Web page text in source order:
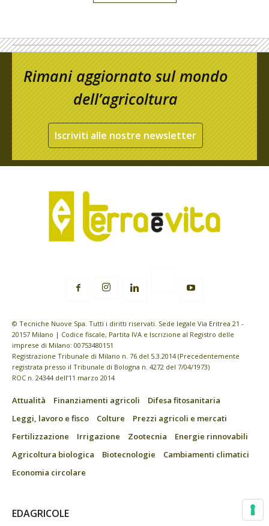
Rimani aggiornato sul mondo
dell’agricoltura
Iscriviti alle nostre newsletter
© Tecniche Nuove Spa. Tutti i diritti riservati. Sede legale Via Eritrea 21 -
20157 Milano | Codice fiscale, Partita IVA e Iscrizione al Registro delle
imprese di Milano: 00753480151
Registrazione Tribunale di Milano n. 76 del 5.3.2014 (Precedentemente
registrata presso il Tribunale di Bologna n. 4272 del 7/04/1973)
ROC n. 24344 dell’11 marzo 2014
Attualità Finanziamenti agricoli
Difesa fitosanitaria
Leggi, lavoro e fisco
Colture
Prezzi agricoli e mercati
Fertilizzazione
Irrigazione Zootecnia
Energie rinnovabili
Agricoltura biologica
Biotecnologie
Cambiamenti climatici
Economia circolare
EDAGRICOLE